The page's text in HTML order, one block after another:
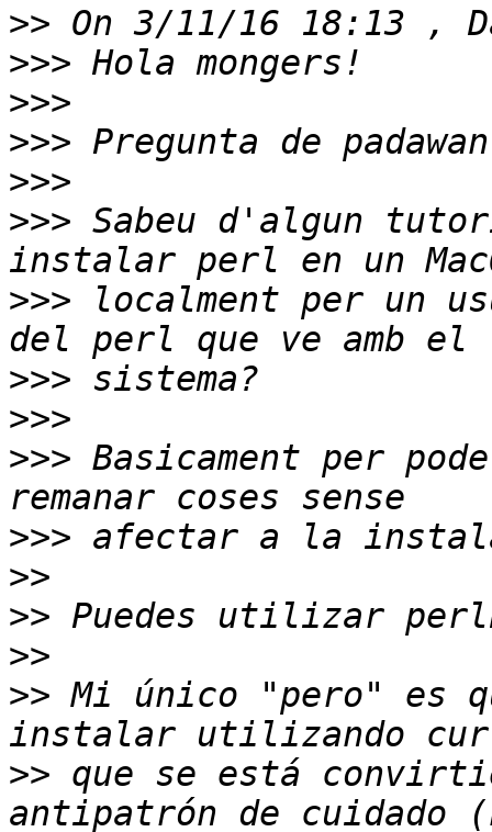
>>
>>>
>>>
>>>
>>>
>>> Sabeu d'algun
>>> localment per un
>>>
>>>
>>> Basicament per
>>>
>>
>> Puedes utilizar
>>
>> Mi único "pero" es
>> que se está